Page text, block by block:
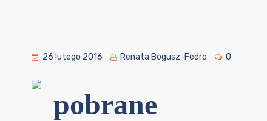
26 lutego 2016 Renata Bogusz-Fedro 0